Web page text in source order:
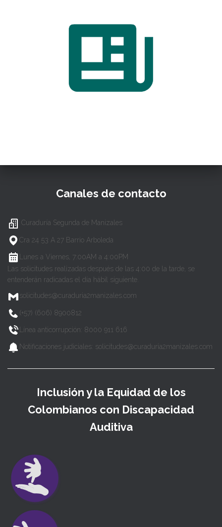
Canales de contacto
Curaduría Segunda de Manizales
Cra 24 53 A 27 Barrio Arboleda
Lunes a Viernes, 7:00AM a 4:00PM
Las solicitudes realizadas después de las 4:00 de la tarde, se
entenderán radicadas el día hábil siguiente.
solicitudes@curaduria2manizales.com
(+57) (606) 8900812
Línea anticorrupción: 8000 911 616
Notificaciones judiciales: solicitudes@curaduria2manizales.com
Inclusión y la Equidad de los
Colombianos con Discapacidad
Auditiva